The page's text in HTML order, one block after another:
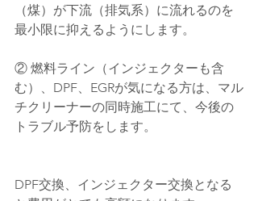
（煤）が下流（排気系）に流れるのを
最小限に抑えるようにします。
② 燃料ライン（インジェクターも含
む）、DPF、EGRが気になる方は、マル
チクリーナーの同時施工にて、今後の
トラブル予防をします。
DPF交換、インジェクター交換となる